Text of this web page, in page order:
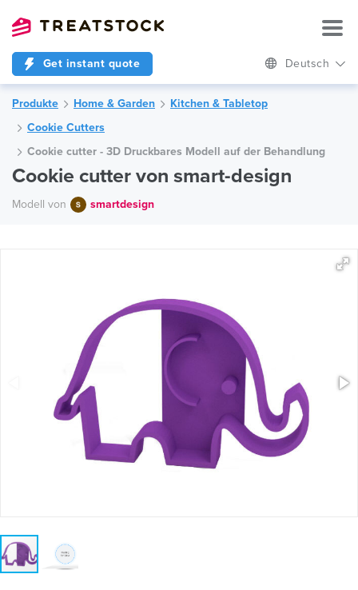
Get instant quote Deutsch
Produkte Home & Garden
Kitchen & Tabletop
Cookie Cutters
Cookie cutter - 3D Druckbares Modell auf der Behandlung
Cookie cutter von smart-design
Modell von smartdesign